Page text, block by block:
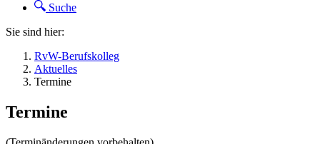
Suche
Sie sind hier:
RvW-Berufskolleg
Aktuelles
Termine
Termine